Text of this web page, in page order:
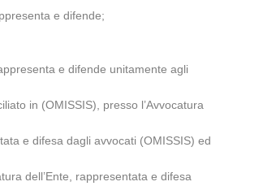
e difende;
e difende unitamente agli
in (OMISSIS), presso l’Avvocatura
e difesa dagli avvocati (OMISSIS) ed
dell’Ente, rappresentata e difesa